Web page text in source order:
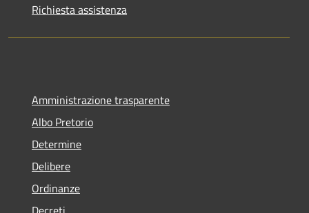
Richiesta assistenza
Amministrazione trasparente
Albo Pretorio
Determine
Delibere
Ordinanze